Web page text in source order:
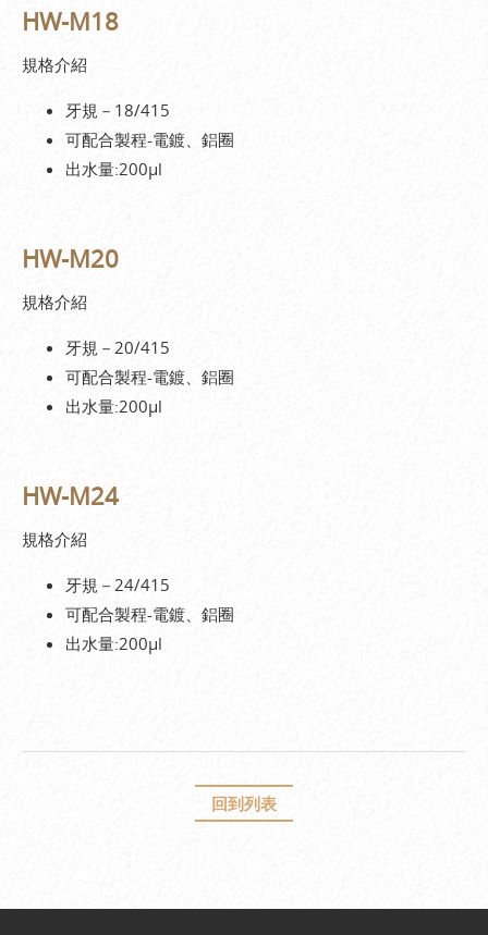
HW-M18
規格介紹
牙規－18/415
可配合製程-電鍍、鋁圈
出水量:200µl
HW-M20
規格介紹
牙規－20/415
可配合製程-電鍍、鋁圈
出水量:200µl
HW-M24
規格介紹
牙規－24/415
可配合製程-電鍍、鋁圈
出水量:200µl
回到列表